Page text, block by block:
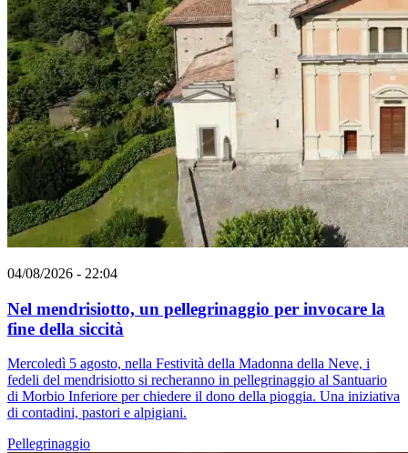
04/08/2026 - 22:04
Nel mendrisiotto, un pellegrinaggio per invocare la
fine della siccità
Mercoledì 5 agosto, nella Festività della Madonna della Neve, i
fedeli del mendrisiotto si recheranno in pellegrinaggio al Santuario
di Morbio Inferiore per chiedere il dono della pioggia. Una iniziativa
di contadini, pastori e alpigiani.
Pellegrinaggio